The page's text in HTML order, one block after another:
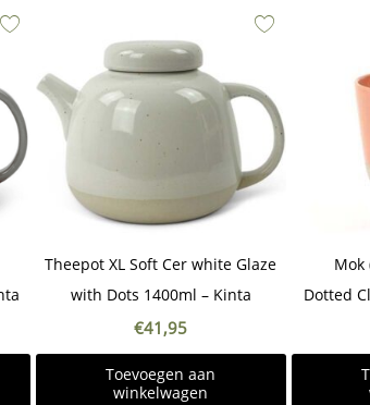
Theepot XL Soft Cer white Glaze
with Dots 1400ml – Kinta
€41,95
Toevoegen aan
winkelwagen
Mok
Dotted